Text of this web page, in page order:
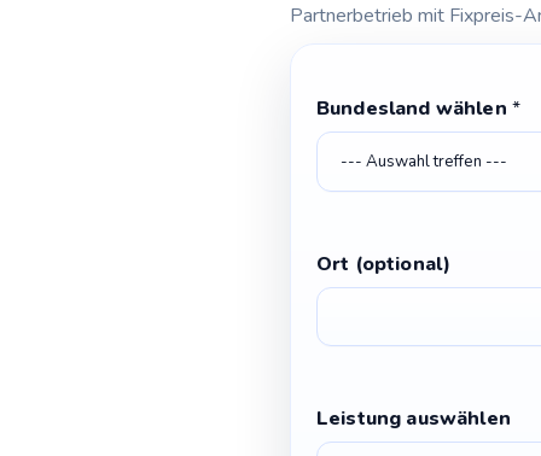
Partnerbetrieb mit Fixpreis-
Bundesland wählen *
Ort (optional)
Leistung auswählen
ä
h
l
B
u
n
s